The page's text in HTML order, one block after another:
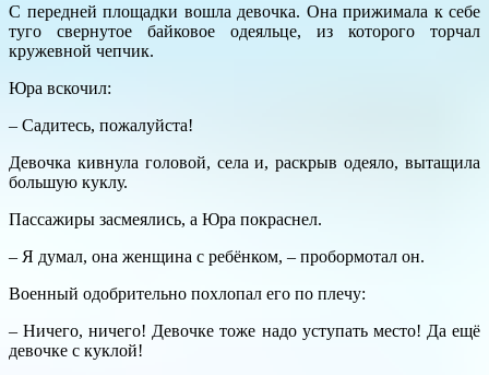
С передней площадки вошла девочка. Она прижимала к себе
туго свернутое байковое одеяльце, из которого торчал
кружевной чепчик.
Юра вскочил:
– Садитесь, пожалуйста!
Девочка кивнула головой, села и, раскрыв одеяло, вытащила
большую куклу.
Пассажиры засмеялись, а Юра покраснел.
– Я думал, она женщина с ребёнком, – пробормотал он.
Военный одобрительно похлопал его по плечу:
– Ничего, ничего! Девочке тоже надо уступать место! Да ещё
девочке с куклой!